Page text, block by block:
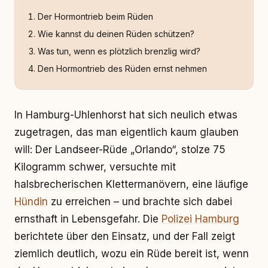
Der Hormontrieb beim Rüden
Wie kannst du deinen Rüden schützen?
Was tun, wenn es plötzlich brenzlig wird?
Den Hormontrieb des Rüden ernst nehmen
In Hamburg-Uhlenhorst hat sich neulich etwas
zugetragen, das man eigentlich kaum glauben
will: Der Landseer-Rüde „Orlando“, stolze 75
Kilogramm schwer, versuchte mit
halsbrecherischen Klettermanövern, eine läufige
Hündin zu erreichen – und brachte sich dabei
ernsthaft in Lebensgefahr. Die Polizei Hamburg
berichtete über den Einsatz, und der Fall zeigt
ziemlich deutlich, wozu ein Rüde bereit ist, wenn